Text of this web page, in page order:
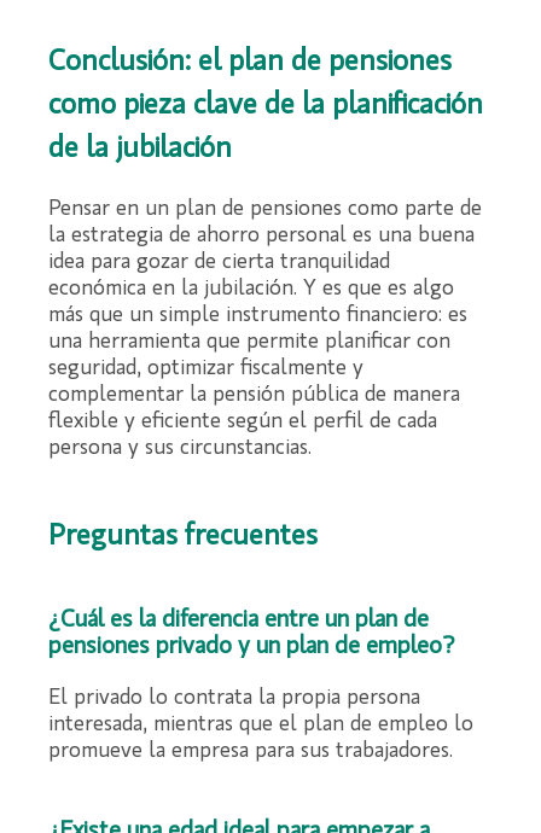
Conclusión: el plan de pensiones
como pieza clave de la planificación
de la jubilación
Pensar en un plan de pensiones como parte de
la estrategia de ahorro personal es una buena
idea para gozar de cierta tranquilidad
económica en la jubilación. Y es que es algo
más que un simple instrumento financiero: es
una herramienta que permite planificar con
seguridad, optimizar fiscalmente y
complementar la pensión pública de manera
flexible y eficiente según el perfil de cada
persona y sus circunstancias.
Preguntas frecuentes
¿Cuál es la diferencia entre un plan de
pensiones privado y un plan de empleo?
El privado lo contrata la propia persona
interesada, mientras que el plan de empleo lo
promueve la empresa para sus trabajadores.